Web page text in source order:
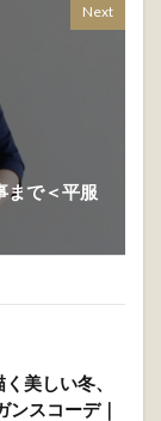
Next
まで＜平服
美しい冬、
ンスコーデ｜